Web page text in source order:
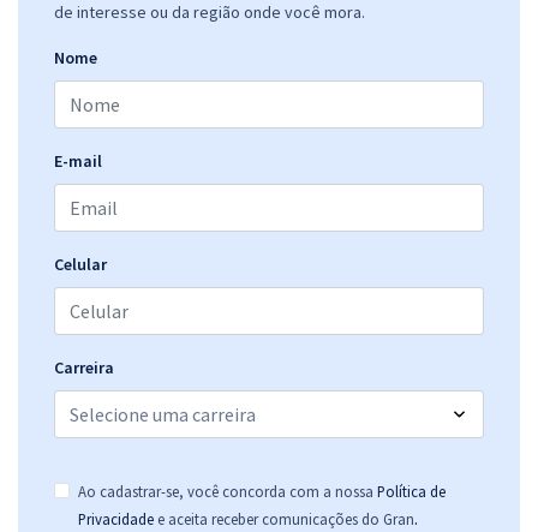
de interesse ou da região onde você mora.
Nome
E-mail
Celular
Carreira
Ao cadastrar-se, você concorda com a nossa Política de
Privacidade e aceita receber comunicações do Gran.